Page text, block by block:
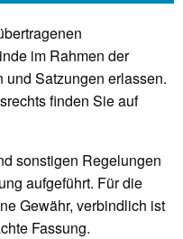
im Rahmen der
und Satzungen erlassen.
finden Sie auf
sonstigen Regelungen
aufgeführt. Für die
Gewähr, verbindlich ist
Fassung.